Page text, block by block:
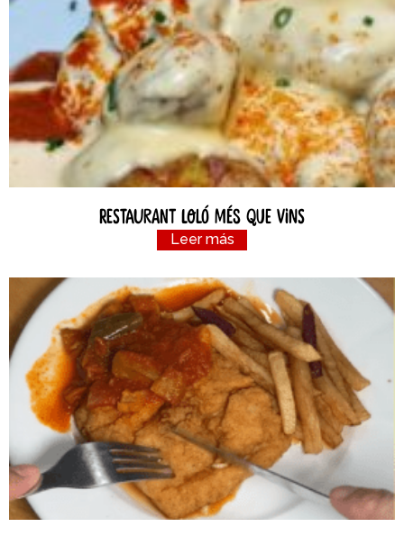
Restaurant Loló Més Que Vins
Leer más